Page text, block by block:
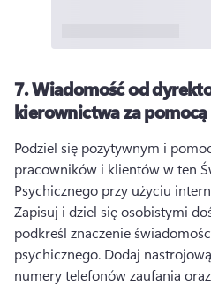
7.Wiadomość od
kierownictwa za
Podziel się pozytywnym i
pracowników i klientów w ten
Psychicznego przy użyciu
Zapisuj i dziel się osobistymi
podkreśl znaczenie
psychicznego. Dodaj nastrojową
numery telefonów zaufania